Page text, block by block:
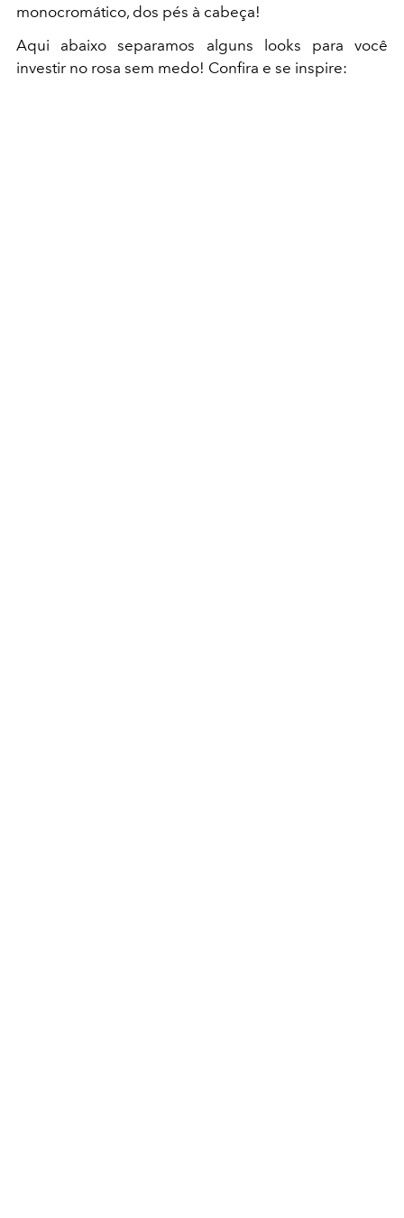
monocromático, dos pés à cabeça!
Aqui abaixo separamos alguns looks para você
investir no rosa sem medo! Confira e se inspire: